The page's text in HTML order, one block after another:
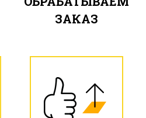
ЗАКАЗ